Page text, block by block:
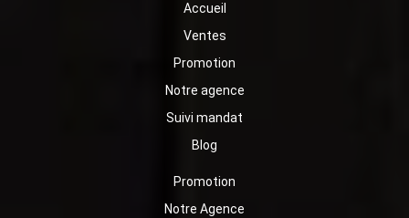
Accueil
Ventes
Promotion
Notre agence
Suivi mandat
Blog
Promotion
Notre Agence